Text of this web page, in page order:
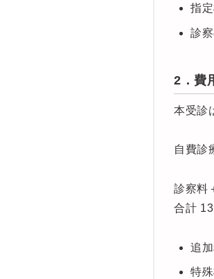
指
診
2．費
本受診
自費診
診察料
合計
追
特